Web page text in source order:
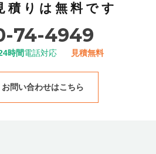
積りは無料です
74-4949
時間電話対応 見積無料
お問い合わせはこちら